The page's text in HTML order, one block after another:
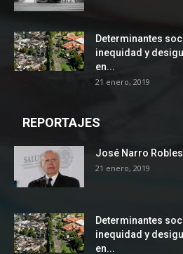
Determinantes
inequidad y
en...
21 enero, 2019
REPORTAJES
José Narro
21 enero, 2019
Determinantes
inequidad y
en...